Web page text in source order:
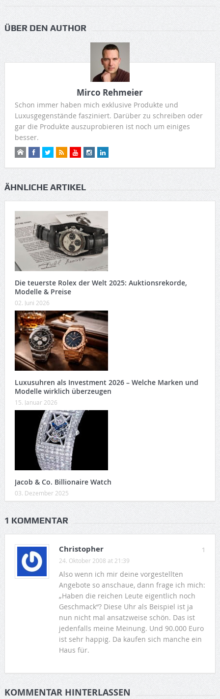
ÜBER DEN AUTHOR
Mirco Rehmeier
Schon immer haben mich exklusive Produkte und
Luxusgegenstände fasziniert. Darüber zu schreiben oder
gar die Produkte auszuprobieren ist noch um einiges
besser.
ÄHNLICHE ARTIKEL
Die teuerste Rolex der Welt 2025: Auktionsrekorde,
Modelle & Preise
02. Juni 2026
Luxusuhren als Investment 2026 – Welche Marken und
Modelle wirklich überzeugen
15. Januar 2026
Jacob & Co. Billionaire Watch
03. Dezember 2025
1 KOMMENTAR
1
Christopher
24. Oktober 2008 at 21:39
Also wenn ich mir deine vorgestellten
Angebote so anschaue, dann frage ich mich:
„Haben die reichen Leute eigentlich noch
Geschmack“? Diese Uhr als Beispiel ist ja
nun nicht mal ansatzweise schön. Das ist
jedenfalls meine Meinung. Und 90.000 Euro
ist sehr happig. Da kaufen sich manche ein
Haus für.
KOMMENTAR HINTERLASSEN